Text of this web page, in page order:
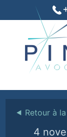
⯇ Retour à
4